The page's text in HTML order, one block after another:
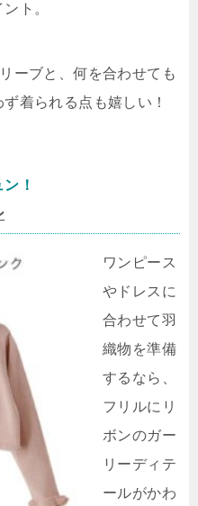
ト。
ーブと、何を合わせても
着られる点も嬉しい！
！
ワンピース
やドレスに
合わせて羽
織物を準備
するなら、
フリルにリ
ボンのガー
リーディテ
ールがかわ